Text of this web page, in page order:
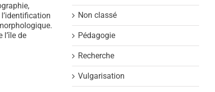
l’île de
Non classé
Pédagogie
Recherche
Vulgarisation